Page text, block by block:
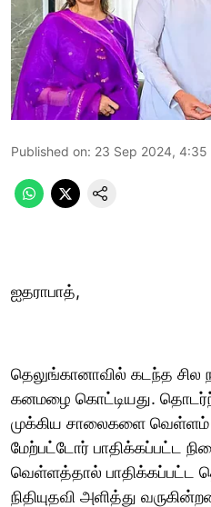
Published on: 23 Sep 2024, 4:35
ஐதராபாத்,
தெலுங்கானாவில் கடந்த சில
கனமழை கொட்டியது.
முக்கிய சாலைகளை வெள்ளம்
மேற்பட்டோர் பாதிக்கப்பட்ட
வெள்ளத்தால் பாதிக்கப்பட்ட
நிதியுதவி அளித்து